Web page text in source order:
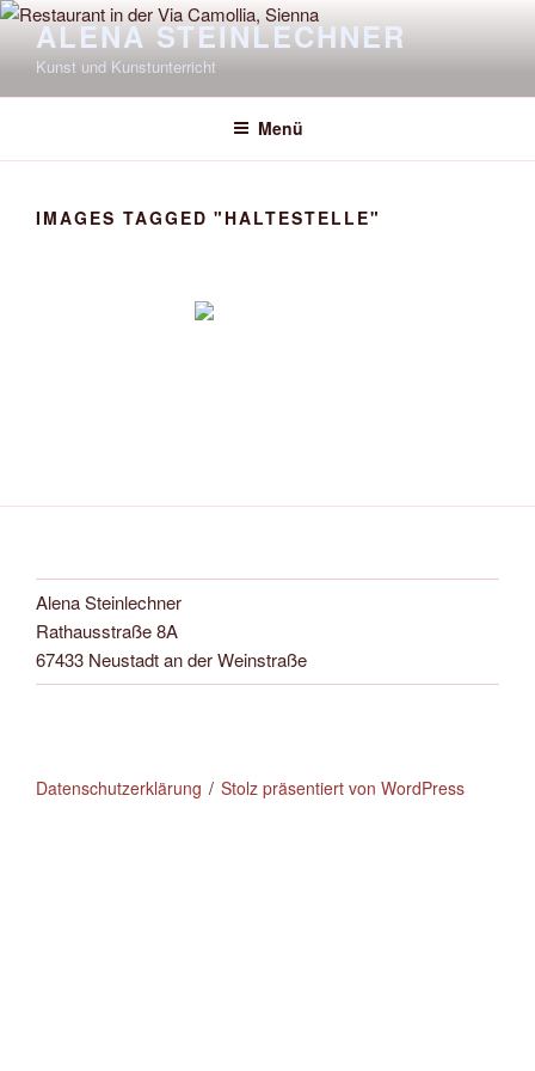
Zum
Inhalt
springen
ALENA STEINLECHNER
Kunst und Kunstunterricht
Menü
IMAGES TAGGED "HALTESTELLE"
Alena Steinlechner
Rathausstraße 8A
67433 Neustadt an der Weinstraße
Datenschutzerklärung Stolz präsentiert von WordPress